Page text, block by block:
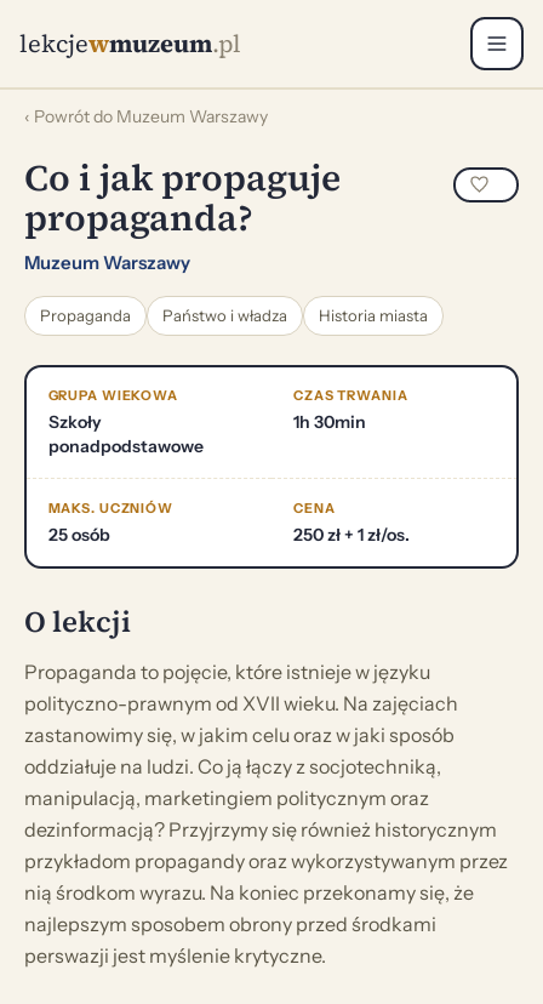
lekcjewmuzeum.pl
‹ Powrót do Muzeum Warszawy
Co i jak propaguje
propaganda?
Muzeum Warszawy
Propaganda Państwo i władza Historia miasta
GRUPA WIEKOWA
Szkoły
ponadpodstawowe
CZAS TRWANIA
1h 30min
MAKS. UCZNIÓW
25 osób
CENA
250 zł + 1 zł/os.
O lekcji
Propaganda to pojęcie, które istnieje w języku
polityczno-prawnym od XVII wieku. Na zajęciach
zastanowimy się, w jakim celu oraz w jaki sposób
oddziałuje na ludzi. Co ją łączy z socjotechniką,
manipulacją, marketingiem politycznym oraz
dezinformacją? Przyjrzymy się również historycznym
przykładom propagandy oraz wykorzystywanym przez
nią środkom wyrazu. Na koniec przekonamy się, że
najlepszym sposobem obrony przed środkami
perswazji jest myślenie krytyczne.